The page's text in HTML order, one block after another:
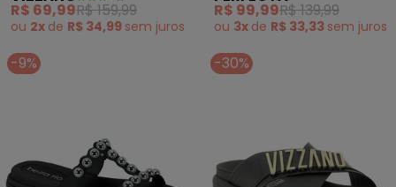
R$ 69,99R$ 159,99
ou 2x de R$ 34,99 sem juros
R$ 99,99R$ 139,99
ou 3x de R$ 33,33 sem juros
-9% -30%